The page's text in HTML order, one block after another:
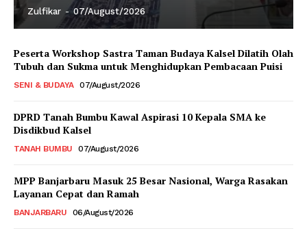
Zulfikar - 07/August/2026
Peserta Workshop Sastra Taman Budaya Kalsel Dilatih Olah
Tubuh dan Sukma untuk Menghidupkan Pembacaan Puisi
SENI & BUDAYA 07/August/2026
DPRD Tanah Bumbu Kawal Aspirasi 10 Kepala SMA ke
Disdikbud Kalsel
TANAH BUMBU 07/August/2026
MPP Banjarbaru Masuk 25 Besar Nasional, Warga Rasakan
Layanan Cepat dan Ramah
BANJARBARU 06/August/2026